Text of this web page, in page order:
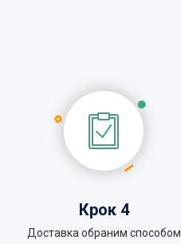
Крок 4
Доставка обраним способом